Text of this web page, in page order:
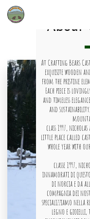
About
At Crafting Bears
exquisite wooden
from the pristine
Each piece is
and timeless
and
class 1997,
little place called
whole year with
classe 1997,
innamorati di
di norcia e da
compagnia dei
specializziamo
legno e gioielli,